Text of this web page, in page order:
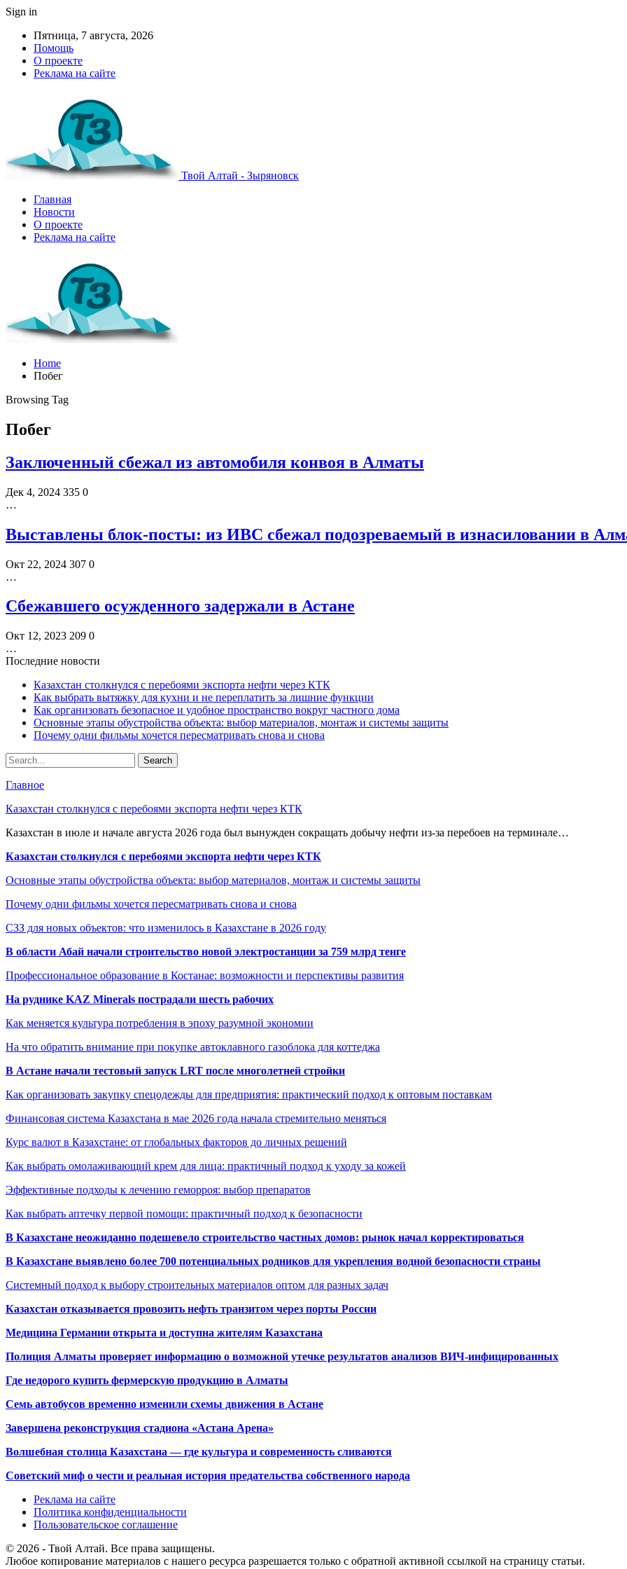
Sign in
Пятница, 7 августа, 2026
Помощь
О проекте
Реклама на сайте
Твой Алтай - Зыряновск
Главная
Новости
О проекте
Реклама на сайте
Home
Побег
Browsing Tag
Побег
Заключенный сбежал из автомобиля конвоя в Алматы
Дек 4, 2024 335 0
…
Выставлены блок-посты: из ИВС сбежал подозреваемый в изнасиловании в
Окт 22, 2024 307 0
…
Сбежавшего осужденного задержали в Астане
Окт 12, 2023 209 0
…
Последние новости
Казахстан столкнулся с перебоями экспорта нефти через КТК
Как выбрать вытяжку для кухни и не переплатить за лишние функции
Как организовать безопасное и удобное пространство вокруг частного дома
Основные этапы обустройства объекта: выбор материалов, монтаж и системы защиты
Почему одни фильмы хочется пересматривать снова и снова
Главное
Казахстан столкнулся с перебоями экспорта нефти через КТК
Казахстан в июле и начале августа 2026 года был вынужден сокращать добычу нефти из-за перебоев на терминале…
Казахстан столкнулся с перебоями экспорта нефти через КТК
Основные этапы обустройства объекта: выбор материалов, монтаж и системы защиты
Почему одни фильмы хочется пересматривать снова и снова
СЗЗ для новых объектов: что изменилось в Казахстане в 2026 году
В области Абай начали строительство новой электростанции за 759 млрд тенге
Профессиональное образование в Костанае: возможности и перспективы развития
На руднике KAZ Minerals пострадали шесть рабочих
Как меняется культура потребления в эпоху разумной экономии
На что обратить внимание при покупке автоклавного газоблока для коттеджа
В Астане начали тестовый запуск LRT после многолетней стройки
Как организовать закупку спецодежды для предприятия: практический подход к оптовым поставкам
Финансовая система Казахстана в мае 2026 года начала стремительно меняться
Курс валют в Казахстане: от глобальных факторов до личных решений
Как выбрать омолаживающий крем для лица: практичный подход к уходу за кожей
Эффективные подходы к лечению геморроя: выбор препаратов
Как выбрать аптечку первой помощи: практичный подход к безопасности
В Казахстане неожиданно подешевело строительство частных домов: рынок начал корректироваться
В Казахстане выявлено более 700 потенциальных родников для укрепления водной безопасности страны
Системный подход к выбору строительных материалов оптом для разных задач
Казахстан отказывается провозить нефть транзитом через порты России
Медицина Германии открыта и доступна жителям Казахстана
Полиция Алматы проверяет информацию о возможной утечке результатов анализов ВИЧ-инфицированных
Где недорого купить фермерскую продукцию в Алматы
Семь автобусов временно изменили схемы движения в Астане
Завершена реконструкция стадиона «Астана Арена»
Волшебная столица Казахстана — где культура и современность сливаются
Советский миф о чести и реальная история предательства собственного народа
Реклама на сайте
Политика конфиденциальности
Пользовательское соглашение
© 2026 - Твой Алтай. Все права защищены.
Любое копирование материалов с нашего ресурса разрешается только с обратной активной ссылкой на страницу статьи.